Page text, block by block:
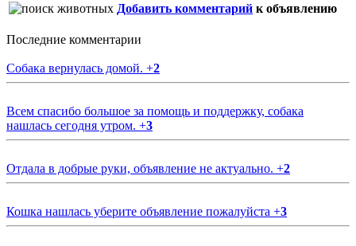
Добавить комментарий к объявлению
Последние комментарии
Собака вернулась домой. +2
Всем спасибо большое за помощь и поддержку, собака
нашлась сегодня утром. +3
Отдала в добрые руки, объявление не актуально. +2
Кошка нашлась уберите объявление пожалуйста +3